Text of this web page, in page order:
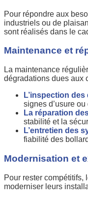
Pour répondre aux
industriels ou de
sont réalisés dans le
Maintenance et
La maintenance
dégradations dues aux
L’inspection
signes d’usure
La réparation
stabilité et la
L’entretien des
fiabilité des
Modernisation et
Pour rester compétitifs,
moderniser leurs